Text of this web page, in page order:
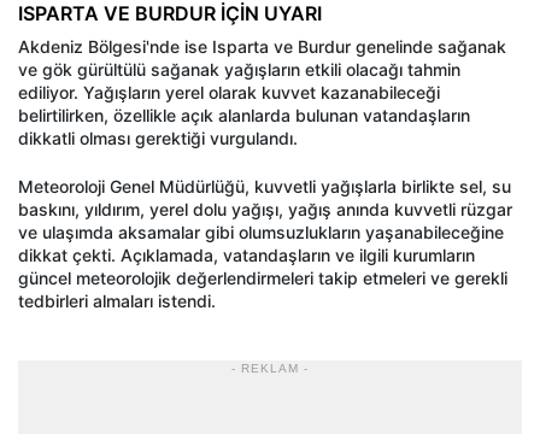
ISPARTA VE BURDUR İÇİN UYARI
Akdeniz Bölgesi'nde ise Isparta ve Burdur genelinde sağanak
ve gök gürültülü sağanak yağışların etkili olacağı tahmin
ediliyor. Yağışların yerel olarak kuvvet kazanabileceği
belirtilirken, özellikle açık alanlarda bulunan vatandaşların
dikkatli olması gerektiği vurgulandı.
Meteoroloji Genel Müdürlüğü, kuvvetli yağışlarla birlikte sel, su
baskını, yıldırım, yerel dolu yağışı, yağış anında kuvvetli rüzgar
ve ulaşımda aksamalar gibi olumsuzlukların yaşanabileceğine
dikkat çekti. Açıklamada, vatandaşların ve ilgili kurumların
güncel meteorolojik değerlendirmeleri takip etmeleri ve gerekli
tedbirleri almaları istendi.
- REKLAM -